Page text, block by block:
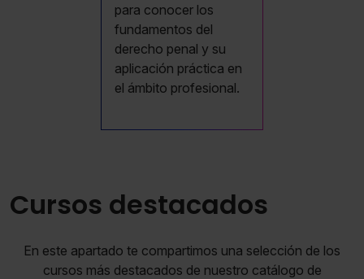
para conocer los
fundamentos del
derecho penal y su
aplicación práctica en
el ámbito profesional.
Cursos destacados
En este apartado te compartimos una selección de los
cursos más destacados de nuestro catálogo de